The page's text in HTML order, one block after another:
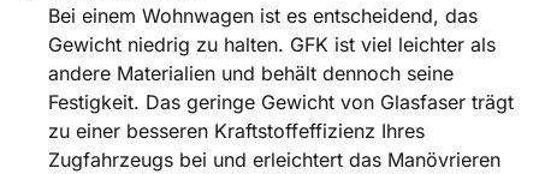
Bei einem Wohnwagen ist es entscheidend, das
Gewicht niedrig zu halten. GFK ist viel leichter als
andere Materialien und behält dennoch seine
Festigkeit. Das geringe Gewicht von Glasfaser trägt
zu einer besseren Kraftstoffeffizienz Ihres
Zugfahrzeugs bei und erleichtert das Manövrieren